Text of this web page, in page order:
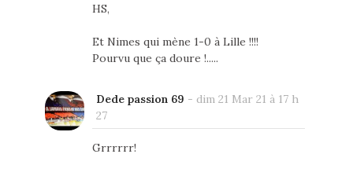
HS,
Et Nimes qui mène 1-0 à Lille !!!!
Pourvu que ça doure !.....
Dede passion 69 - dim 21 Mar 21 à 17 h
27
Grrrrrr!